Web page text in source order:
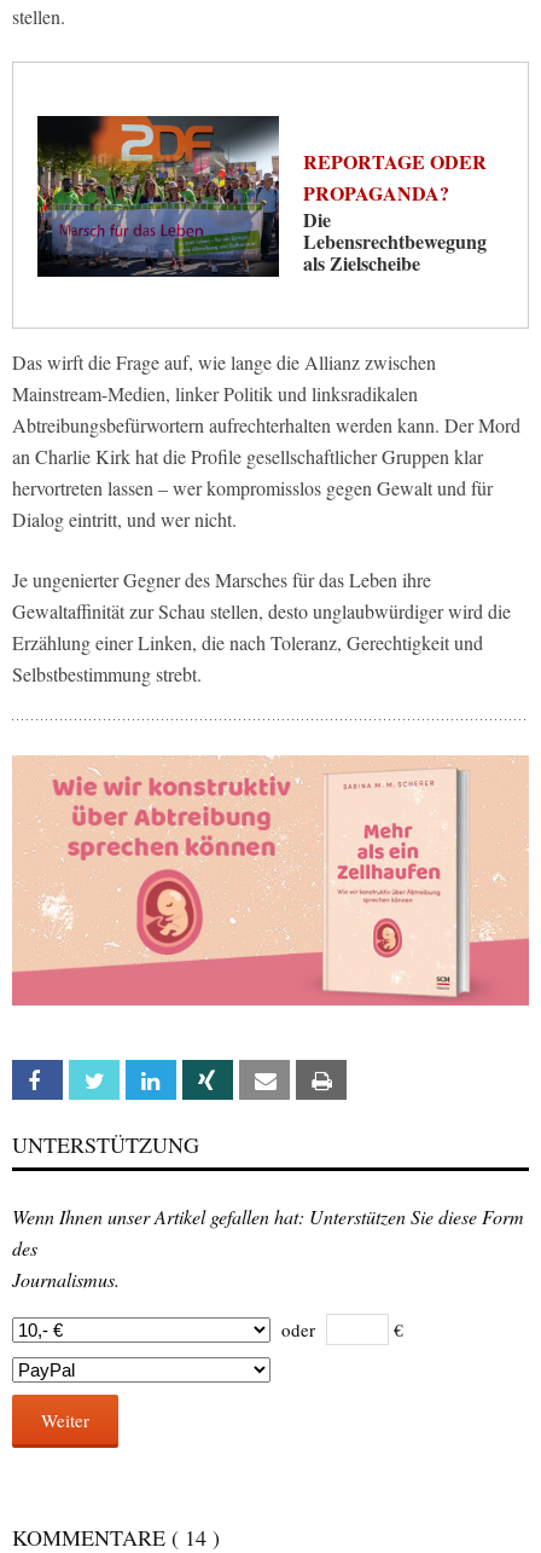
stellen.
REPORTAGE ODER
PROPAGANDA?
Die
Lebensrechtbewegung
als Zielscheibe
Das wirft die Frage auf, wie lange die Allianz zwischen
Mainstream-Medien, linker Politik und linksradikalen
Abtreibungsbefürwortern aufrechterhalten werden kann. Der Mord
an Charlie Kirk hat die Profile gesellschaftlicher Gruppen klar
hervortreten lassen – wer kompromisslos gegen Gewalt und für
Dialog eintritt, und wer nicht.
Je ungenierter Gegner des Marsches für das Leben ihre
Gewaltaffinität zur Schau stellen, desto unglaubwürdiger wird die
Erzählung einer Linken, die nach Toleranz, Gerechtigkeit und
Selbstbestimmung strebt.
Facebook Twitter Linkedin Xing Email
UNTERSTÜTZUNG
Wenn Ihnen unser Artikel gefallen hat: Unterstützen Sie diese Form
des
Journalismus.
oder €
Weiter
KOMMENTARE ( 14 )